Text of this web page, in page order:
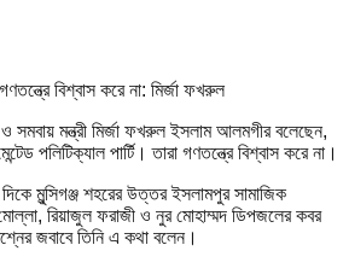
সমবায় মন্ত্রী মির্জা ফখরুল ইসলাম আলমগীর বলেছেন,
পলিটিক্যাল পার্টি। তারা গণতন্ত্রে বিশ্বাস করে না।
মুন্সিগঞ্জ শহরের উত্তর ইসলামপুর সামাজিক
রিয়াজুল ফরাজী ও নুর মোহাম্মদ ডিপজলের কবর
জবাবে তিনি এ কথা বলেন।